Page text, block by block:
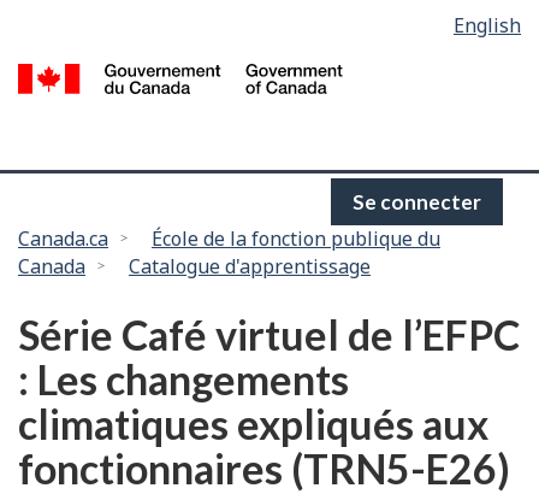
contenu
selection
English
Se connecter
Vous
êtes
Canada.ca
École de la fonction publique du
Canada
Catalogue d'apprentissage
Série Café virtuel de l’EFPC
: Les changements
climatiques expliqués aux
fonctionnaires (TRN5-E26)